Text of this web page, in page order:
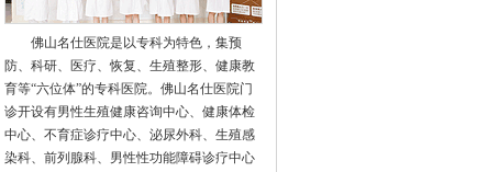
佛山名仕医院是以专科为特色，集预
防、科研、医疗、恢复、生殖整形、健康教
育等“六位体”的专科医院。佛山名仕医院门
诊开设有男性生殖健康咨询中心、健康体检
中心、不育症诊疗中心、泌尿外科、生殖感
染科、前列腺科、男性性功能障碍诊疗中心